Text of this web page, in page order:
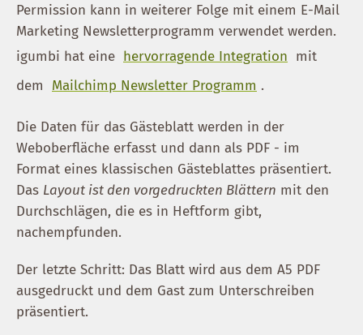
Permission kann in weiterer Folge mit einem E-Mail
Marketing Newsletterprogramm verwendet werden.
igumbi hat eine hervorragende Integration mit
dem
Mailchimp Newsletter Programm .
Die Daten für das Gästeblatt werden in der
Weboberfläche erfasst und dann als PDF - im
Format eines klassischen Gästeblattes präsentiert.
Das Layout ist den vorgedruckten Blättern mit den
Durchschlägen, die es in Heftform gibt,
nachempfunden.
Der letzte Schritt: Das Blatt wird aus dem A5 PDF
ausgedruckt und dem Gast zum Unterschreiben
präsentiert.